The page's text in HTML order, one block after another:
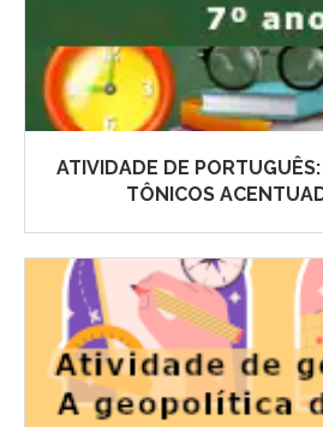
ATIVIDADE DE
TÔNICOS